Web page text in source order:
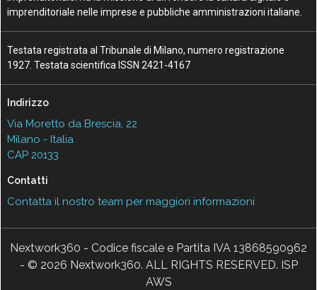
imprenditoriale nelle imprese e pubbliche amministrazioni italiane.
Testata registrata al Tribunale di Milano, numero registrazione
1927. Testata scientifica ISSN 2421-4167
Indirizzo
Via Moretto da Brescia, 22
Milano - Italia
CAP 20133
Contatti
Contatta il nostro team per maggiori informazioni
Nextwork360 - Codice fiscale e Partita IVA 13868590962
- © 2026 Nextwork360. ALL RIGHTS RESERVED. ISP
AWS